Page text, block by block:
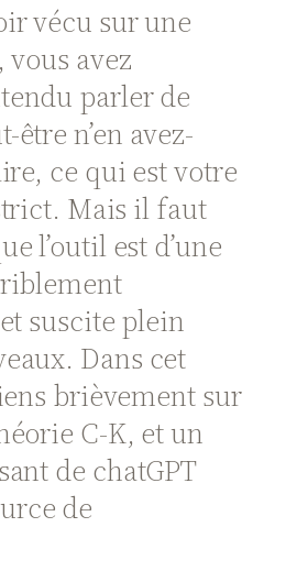
vécu sur une
avez
parler de
être n’en avez-
ce qui est votre
Mais il faut
l’outil est d’une
suscite plein
Dans cet
brièvement sur
C-K, et un
de chatGPT
de